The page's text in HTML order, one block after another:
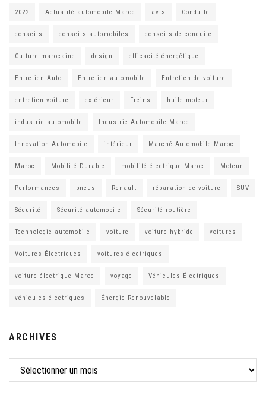
2022 Actualité automobile Maroc avis Conduite
conseils conseils automobiles conseils de conduite
Culture marocaine design efficacité énergétique
Entretien Auto Entretien automobile Entretien de voiture
entretien voiture extérieur Freins huile moteur
industrie automobile Industrie Automobile Maroc
Innovation Automobile intérieur Marché Automobile Maroc
Maroc Mobilité Durable mobilité électrique Maroc Moteur
Performances pneus Renault réparation de voiture SUV
Sécurité Sécurité automobile Sécurité routière
Technologie automobile voiture voiture hybride voitures
Voitures Électriques voitures électriques
voiture électrique Maroc voyage Véhicules Électriques
véhicules électriques Énergie Renouvelable
ARCHIVES